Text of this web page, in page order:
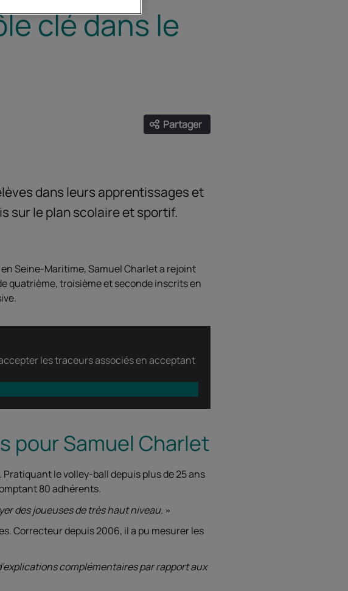
clé dans le
Partager
Ouvrir les liens de partage
dans leurs apprentissages et
sur le plan scolaire et sportif.
Seine-Maritime, Samuel Charlet a rejoint
quatrième, troisième et seconde inscrits en
les traceurs associés en acceptant
pour Samuel Charlet
le volley-ball depuis plus de 25 ans
80 adhérents.
des joueuses de très haut niveau.
Correcteur depuis 2006, il a pu mesurer les
complémentaires par rapport aux